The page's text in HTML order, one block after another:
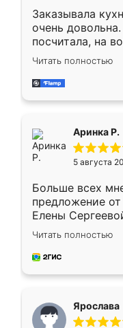
Заказывала
очень
посчитала, на
Замерщик
делу со всей
за день, ребята
Читать полностью
Аринка Р.
5 августа
Больше всех
предложение
Елены
короткие сроки
для замера
предложил по
Читать полностью
Ярослава